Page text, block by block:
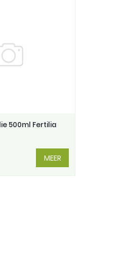
500ml Fertilia
MEER